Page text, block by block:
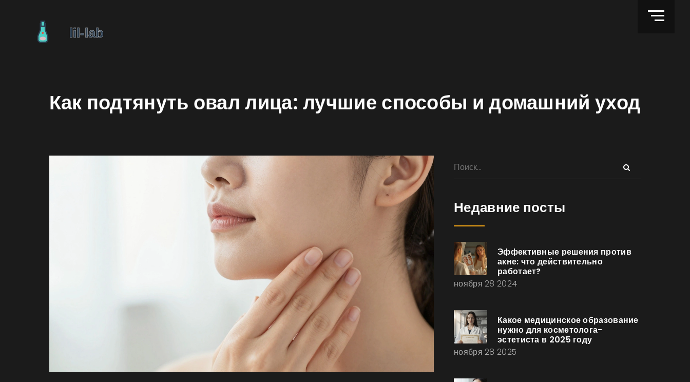
Как подтянуть овал лица: лучшие способы и домашний уход
Недавние посты
Эффективные решения против
акне: что действительно
работает?
ноября 28 2024
Какое медицинское образование
нужно для косметолога-
эстетиста в 2025 году
ноября 28 2025